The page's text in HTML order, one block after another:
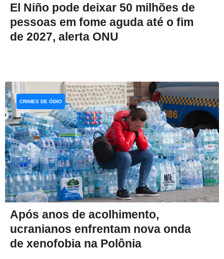
El Niño pode deixar 50 milhões de
pessoas em fome aguda até o fim
de 2027, alerta ONU
Após anos de acolhimento,
ucranianos enfrentam nova onda
de xenofobia na Polônia
CRIMES DE ÓDIO